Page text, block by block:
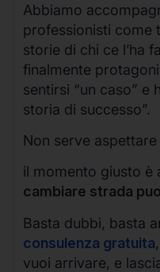
Abbiamo
professionisti come
storie di chi ce l’ha
finalmente
sentirsi “un caso” e
storia di successo”.
Non serve
il momento giusto è
cambiare strada
Basta dubbi, basta
consulenza gratuita
vuoi arrivare, e